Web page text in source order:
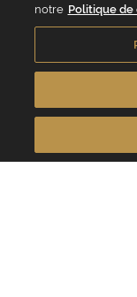
en ligne
FAQ
04 75
Du lundi au jeudi :
notre Politique de